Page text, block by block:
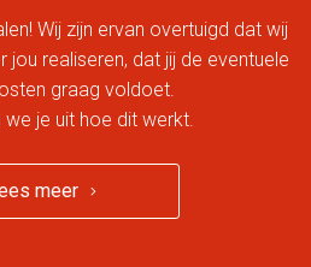
Wij zijn ervan overtuigd dat wij
realiseren, dat jij de eventuele
graag voldoet.
je uit hoe dit werkt.
meer